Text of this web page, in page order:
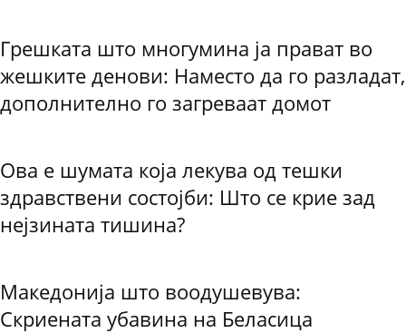
Грешката што многумина ја прават во
жешките денови: Наместо да го разладат,
дополнително го загреваат домот
Ова е шумата која лекува од тешки
здравствени состојби: Што се крие зад
нејзината тишина?
Македонија што воодушевува:
Скриената убавина на Беласица